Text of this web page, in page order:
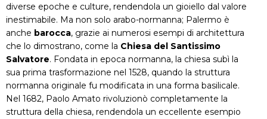
diverse epoche e culture, rendendola un gioiello dal valore
inestimabile. Ma non solo arabo-normanna; Palermo è
anche barocca, grazie ai numerosi esempi di architettura
che lo dimostrano, come la Chiesa del Santissimo
Salvatore. Fondata in epoca normanna, la chiesa subì la
sua prima trasformazione nel 1528, quando la struttura
normanna originale fu modificata in una forma basilicale.
Nel 1682, Paolo Amato rivoluzionò completamente la
struttura della chiesa, rendendola un eccellente esempio